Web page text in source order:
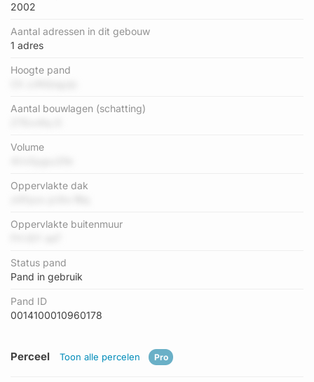
2002
Aantal adressen in dit gebouw
1 adres
Hoogte pand
Aantal bouwlagen (schatting)
Volume
Oppervlakte dak
Oppervlakte buitenmuur
Status pand
Pand in gebruik
Pand ID
0014100010960178
Perceel Toon alle percelen Pro